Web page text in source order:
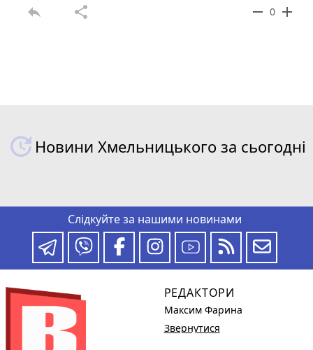
reply share remove 0 add
Новини Хмельницького за сьогодні
Слідкуйте за нашими новинами
РЕДАКТОРИ
Максим Фарина
Звернутися